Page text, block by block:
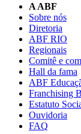
A ABF
Sobre nós
Diretoria
ABF RIO
Regionais
Comitê e
Hall da fama
ABF
Franchising
Estatuto
Ouvidoria
FAQ